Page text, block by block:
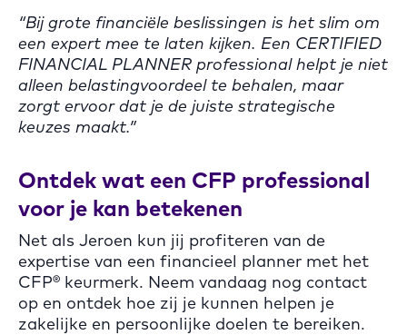
“Bij grote financiële beslissingen is het slim om
een expert mee te laten kijken. Een CERTIFIED
FINANCIAL PLANNER professional helpt je niet
alleen belastingvoordeel te behalen, maar
zorgt ervoor dat je de juiste strategische
keuzes maakt.”
Ontdek wat een CFP professional
voor je kan betekenen
Net als Jeroen kun jij profiteren van de
expertise van een financieel planner met het
CFP® keurmerk. Neem vandaag nog contact
op en ontdek hoe zij je kunnen helpen je
zakelijke en persoonlijke doelen te bereiken.